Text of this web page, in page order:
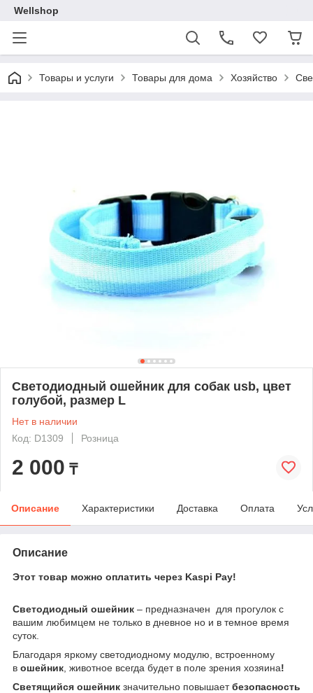
Wellshop
Товары и услуги Товары для дома Хозяйство
Светодиодный ошейник для собак usb, цвет
голубой, размер L
Нет в наличии
Код: D1309
Розница
2 000 ₸
Описание Характеристики Доставка Оплата
Описание
Этот товар можно оплатить через Kaspi Pay!
Светодиодный ошейник – предназначен для прогулок с
вашим любимцем не только в дневное но и в темное время
суток.
Благодаря яркому светодиодному модулю, встроенному
в ошейник , животное всегда будет в поле зрения хозяина!
Светящийся ошейник значительно повышаетбезопасность